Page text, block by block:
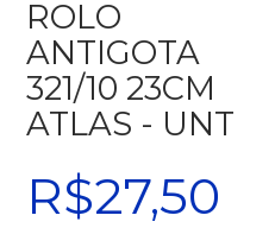
ROLO
ANTIGOTA
321/10 23CM
ATLAS - UNT
R$27,50